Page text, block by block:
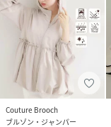
Couture Brooch
ブルゾン・ジャンパー